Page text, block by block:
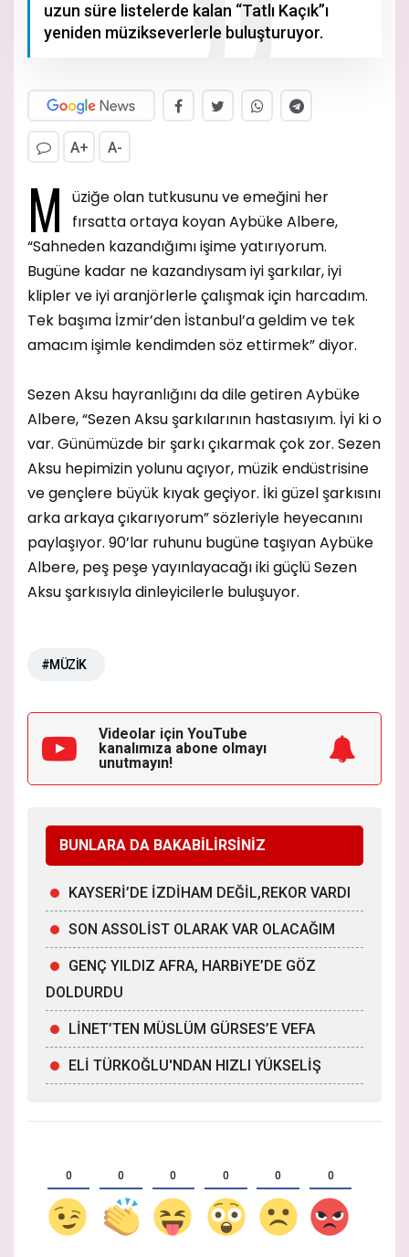
uzun süre listelerde kalan “Tatlı Kaçık”ı
yeniden müzikseverlerle buluşturuyor.
A+ A-
M
üziğe olan tutkusunu ve emeğini her
fırsatta ortaya koyan Aybüke Albere,
“Sahneden kazandığımı işime yatırıyorum.
Bugüne kadar ne kazandıysam iyi şarkılar, iyi
klipler ve iyi aranjörlerle çalışmak için harcadım.
Tek başıma İzmir’den İstanbul’a geldim ve tek
amacım işimle kendimden söz ettirmek” diyor.
Sezen Aksu hayranlığını da dile getiren Aybüke
Albere, “Sezen Aksu şarkılarının hastasıyım. İyi ki o
var. Günümüzde bir şarkı çıkarmak çok zor. Sezen
Aksu hepimizin yolunu açıyor, müzik endüstrisine
ve gençlere büyük kıyak geçiyor. İki güzel şarkısını
arka arkaya çıkarıyorum” sözleriyle heyecanını
paylaşıyor. 90’lar ruhunu bugüne taşıyan Aybüke
Albere, peş peşe yayınlayacağı iki güçlü Sezen
Aksu şarkısıyla dinleyicilerle buluşuyor.
#MÜZİK
Videolar için YouTube
kanalımıza abone olmayı
unutmayın!
BUNLARA DA BAKABİLİRSİNİZ
KAYSERİ’DE İZDİHAM DEĞİL,REKOR VARDI
SON ASSOLİST OLARAK VAR OLACAĞIM
GENÇ YILDIZ AFRA, HARBiYE’DE GÖZ
DOLDURDU
LİNET’TEN MÜSLÜM GÜRSES’E VEFA
ELİ TÜRKOĞLU'NDAN HIZLI YÜKSELİŞ
0 0 0 0 0 0